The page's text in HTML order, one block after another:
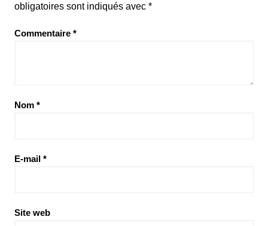
obligatoires sont indiqués avec *
Commentaire *
Nom *
E-mail *
Site web